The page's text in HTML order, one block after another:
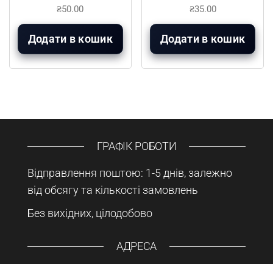
₴50.00
Додати в кошик
₴35.00
Додати в кошик
ГРАФІК РОБОТИ
Відправлення поштою: 1-5 днів, залежно
від обсягу та кількості замовлень
Без вихідних, цілодобово
АДРЕСА